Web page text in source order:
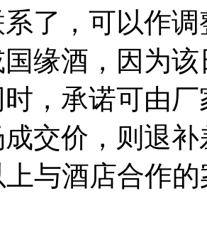
了，可以作
缘酒，因为
，承诺可由
交价，则退补
与酒店合作的